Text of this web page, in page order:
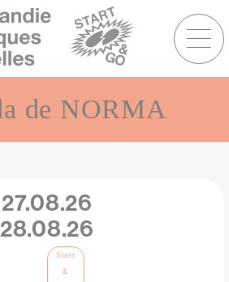
Menu
raccourcis
de NORMA
Date
27.08.26
28.08.26
Catégorie
Start
&